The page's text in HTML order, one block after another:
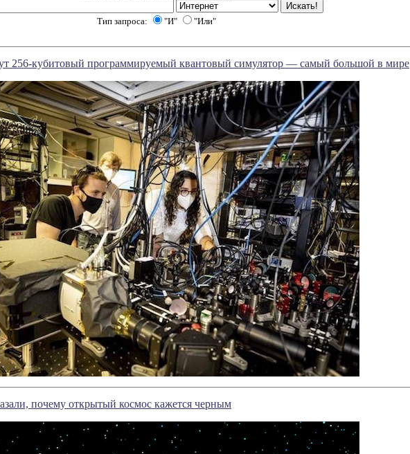
Тип запроса: "И" "Или"
256-кубитовый программируемый квантовый симулятор — самый большой в мире
почему открытый космос кажется черным